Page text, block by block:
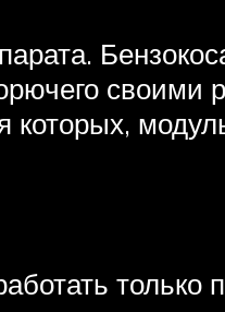
своими
которых,
только